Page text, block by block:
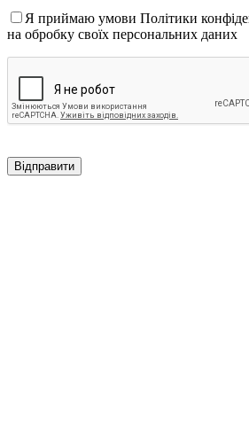
Я приймаю умови Політики
на обробку своїх персональних даних